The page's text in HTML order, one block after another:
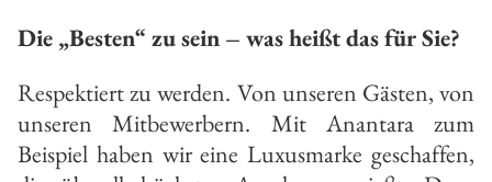
Die „Besten“ zu sein – was heißt das für Sie?
Respektiert zu werden. Von unseren Gästen, von
unseren Mitbewerbern. Mit Anantara zum
Beispiel haben wir eine Luxusmarke geschaffen,